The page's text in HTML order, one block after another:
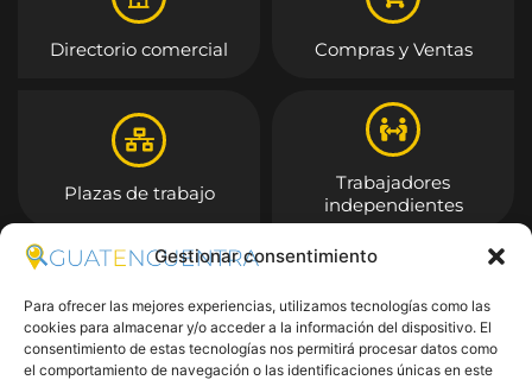
Gestionar consentimiento
Para ofrecer las mejores experiencias, utilizamos tecnologías como las
cookies para almacenar y/o acceder a la información del dispositivo. El
consentimiento de estas tecnologías nos permitirá procesar datos como
el comportamiento de navegación o las identificaciones únicas en este
Directorio comercial Compras y Ventas
Plazas de trabajo
Trabajadores
independientes
Entrar